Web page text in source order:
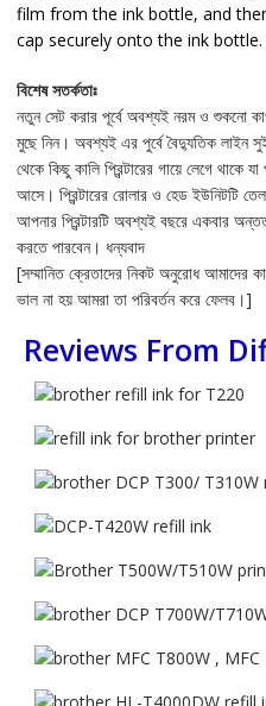
film from the ink bottle, and
cap securely onto the ink bottle.
বিশেষ সতর্কতাঃ
নতুন সেট করার পূর্বে অবশ্যই নরম ও শুকনো
মুছে নিন। অবশ্যই এর পুর্বে বৈদ্যুতিক লাইন
থেকে কিছু কালি প্রিন্টারের গায়ে লেগে থাকে
আসে। প্রিন্টারের রোলার ও হেড ইউনিটটি
আপনার প্রিন্টারটি অবশ্যই বছরে একবার
করতে পারবেন। ধন্যবাদ
[সম্মানিত ক্রেতাদের নিকট অনুরোধ আমাদের
ভাল না হয় আমরা তা পরিবর্তন করে ফেলব।]
Reviews From